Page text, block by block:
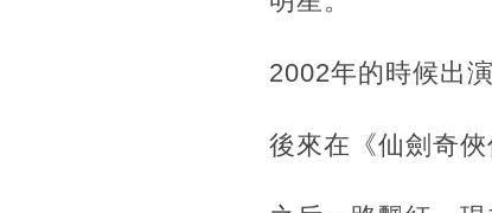
2002年的時候出
後來在《仙劍奇